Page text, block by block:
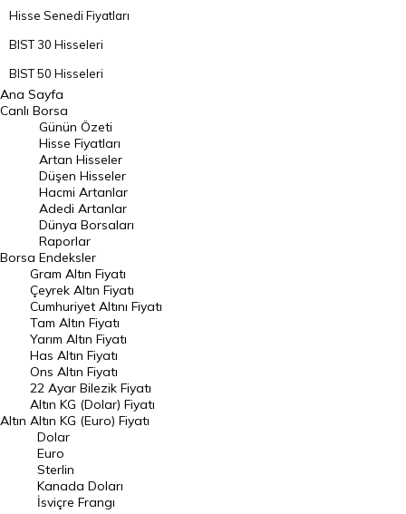
Hisse Senedi Fiyatları
BIST 30 Hisseleri
BIST 50 Hisseleri
BIST 100 Hisseleri
En Çok Artan Hisseler
En Çok Düşen Hisseler
Hacmi Artanlar
Geçmiş Kapanışlar
Dünya Borsaları
Raporlar
Endeksler
DÖVİZ
Döviz Kuru
Dolar Kuru
Euro Kuru
Pound Kuru
Frank Kuru
Ana Sayfa
Canlı Borsa
Borsa
Günün Özeti
Hisse Fiyatları
Artan Hisseler
Düşen Hisseler
Hacmi Artanlar
Adedi Artanlar
Dünya Borsaları
Raporlar
Endeksler
Altın
Gram Altın Fiyatı
Çeyrek Altın Fiyatı
Cumhuriyet Altını Fiyatı
Tam Altın Fiyatı
Yarım Altın Fiyatı
Has Altın Fiyatı
Ons Altın Fiyatı
22 Ayar Bilezik Fiyatı
Altın KG (Dolar) Fiyatı
Altın KG (Euro) Fiyatı
Dolar
Euro
Sterlin
Kanada Doları
İsviçre Frangı